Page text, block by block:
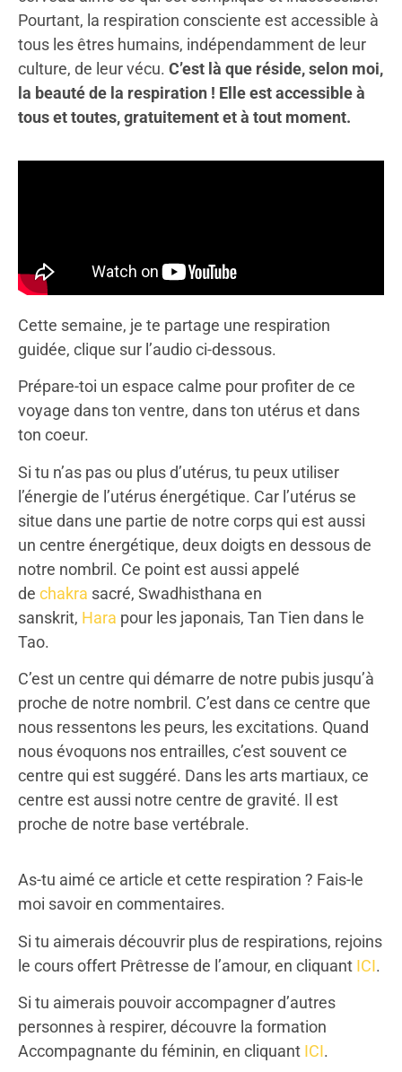
Pourtant, la respiration consciente est accessible à
tous les êtres humains, indépendamment de leur
culture, de leur vécu. C’est là que réside, selon moi,
la beauté de la respiration ! Elle est accessible à
tous et toutes, gratuitement et à tout moment.
Cette semaine, je te partage une respiration
guidée, clique sur l’audio ci-dessous.
Prépare-toi un espace calme pour profiter de ce
voyage dans ton ventre, dans ton utérus et dans
ton coeur.
Si tu n’as pas ou plus d’utérus, tu peux utiliser
l’énergie de l’utérus énergétique. Car l’utérus se
situe dans une partie de notre corps qui est aussi
un centre énergétique, deux doigts en dessous de
notre nombril. Ce point est aussi appelé
de chakra sacré, Swadhisthana en
sanskrit, Hara pour les japonais, Tan Tien dans le
Tao.
C’est un centre qui démarre de notre pubis jusqu’à
proche de notre nombril. C’est dans ce centre que
nous ressentons les peurs, les excitations. Quand
nous évoquons nos entrailles, c’est souvent ce
centre qui est suggéré. Dans les arts martiaux, ce
centre est aussi notre centre de gravité. Il est
proche de notre base vertébrale.
As-tu aimé ce article et cette respiration ? Fais-le
moi savoir en commentaires.
Si tu aimerais découvrir plus de respirations, rejoins
le cours offert Prêtresse de l’amour, en cliquant ICI.
Si tu aimerais pouvoir accompagner d’autres
personnes à respirer, découvre la formation
Accompagnante du féminin, en cliquant ICI.